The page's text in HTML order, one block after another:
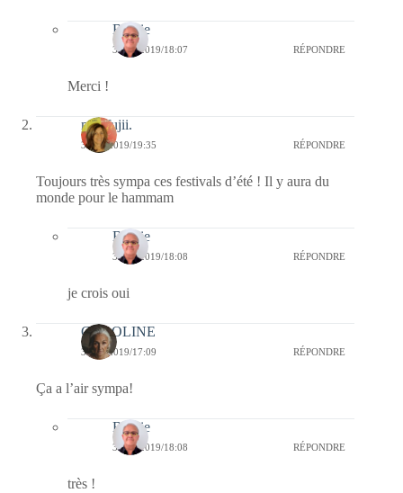
Bernie
31/07/2019/18:07 RÉPONDRE
Merci !
missfujii.
30/07/2019/19:35 RÉPONDRE
Toujours très sympa ces festivals d’été ! Il y aura du
monde pour le hammam
Bernie
31/07/2019/18:08 RÉPONDRE
je crois oui
CAROLINE
30/07/2019/17:09 RÉPONDRE
Ça a l’air sympa!
Bernie
31/07/2019/18:08 RÉPONDRE
très !